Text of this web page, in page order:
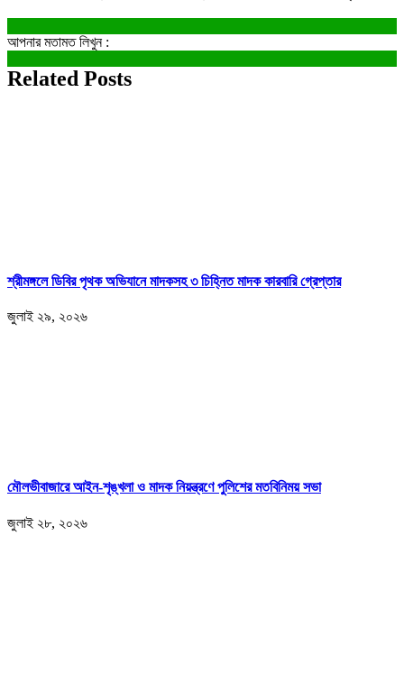
আপনার মতামত লিখুন :
Related Posts
শ্রীমঙ্গলে ডিবির পৃথক অভিযানে মাদকসহ ৩ চিহ্নিত মাদক কারবারি গ্রেপ্তার
জুলাই ২৯, ২০২৬
মৌলভীবাজারে আইন-শৃঙ্খলা ও মাদক নিয়ন্ত্রণে পুলিশের মতবিনিময় সভা
জুলাই ২৮, ২০২৬